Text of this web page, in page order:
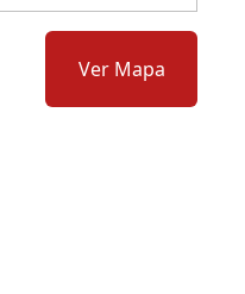
Ver Mapa